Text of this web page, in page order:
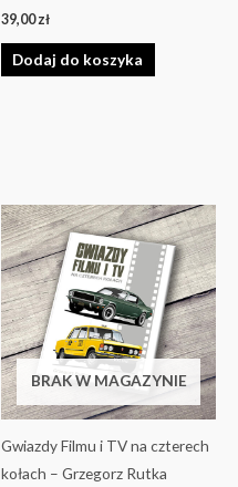
39,00zł
Dodaj do koszyka
BRAK W MAGAZYNIE
Gwiazdy Filmu i TV na czterech
kołach – Grzegorz Rutka